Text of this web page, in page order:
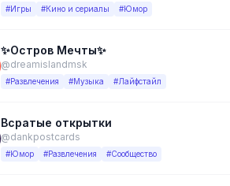
#Игры #Кино и сериалы #Юмор
✨Остров Мечты✨
@dreamislandmsk
#Развлечения #Музыка #Лайфстайл
Всратые открытки
@dankpostcards
#Юмор #Развлечения #Сообщество